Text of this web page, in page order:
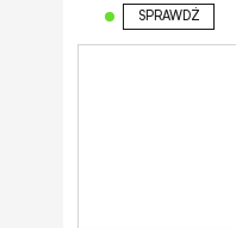
SPRAWDŹ